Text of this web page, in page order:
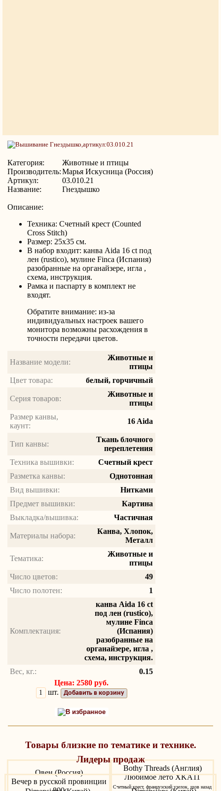
Категория:
Животные и птицы
Производитель:Марья Искусница (Россия)
Артикул:
03.010.21
Название:
Гнездышко
Описание:
Техника: Счетный крест (Counted
Cross Stitch)
Размер: 25x35 см.
В набор входит: канва Aida 16 ct под
лен (rustico), мулине Finca (Испания)
разобранные на органайзере, игла ,
схема, инструкция.
Рамка и паспарту в комплект не
входят.
Обратите внимание: из-за
индивидуальных настроек вашего
монитора возможны расхождения в
точности передачи цветов.
Название модели:
Животные и
птицы
Цвет товара:
белый, горчичный
Серия товаров:
Животные и
птицы
Размер канвы,
каунт:
16 Aida
Тип канвы:
Ткань блочного
переплетения
Техника вышивки:
Счетный крест
Разметка канвы:
Однотонная
Вид вышивки:
Нитками
Предмет вышивки:
Картина
Выкладка/вышивка:
Частичная
Материалы набора:
Канва, Хлопок,
Металл
Тематика:
Животные и
птицы
Число цветов:
49
Число полотен:
1
Комплектация:
канва Aida 16 ct
под лен (rustico),
мулине Finca
(Испания)
разобранные на
органайзере, игла ,
схема, инструкция.
Вес, кг.:
0.15
Цена: 2580 руб.
шт.
Добавить в корзину
В избранное
Товары близкие по тематике и технике.
Овен (Россия)
Вечер в русской провинции
Bothy Threads (Англия)
Любимое лето XKA11
Счетный крест, французский узелок, шов назад
Лидеры продаж